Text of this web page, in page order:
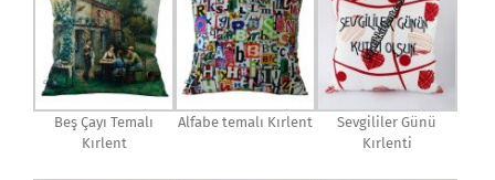
Beş Çayı Temalı
Kırlent
Alfabe temalı Kırlent
Sevgililer Günü
Kırlenti